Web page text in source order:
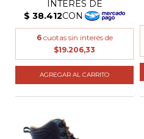
6 cuotas sin interés de
$19.206,33
AGREGAR AL CARRITO